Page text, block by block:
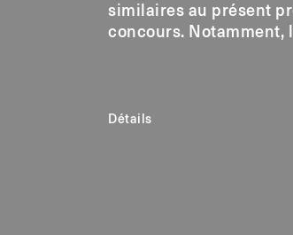
similaires au présent
concours. Notamment,
Détails